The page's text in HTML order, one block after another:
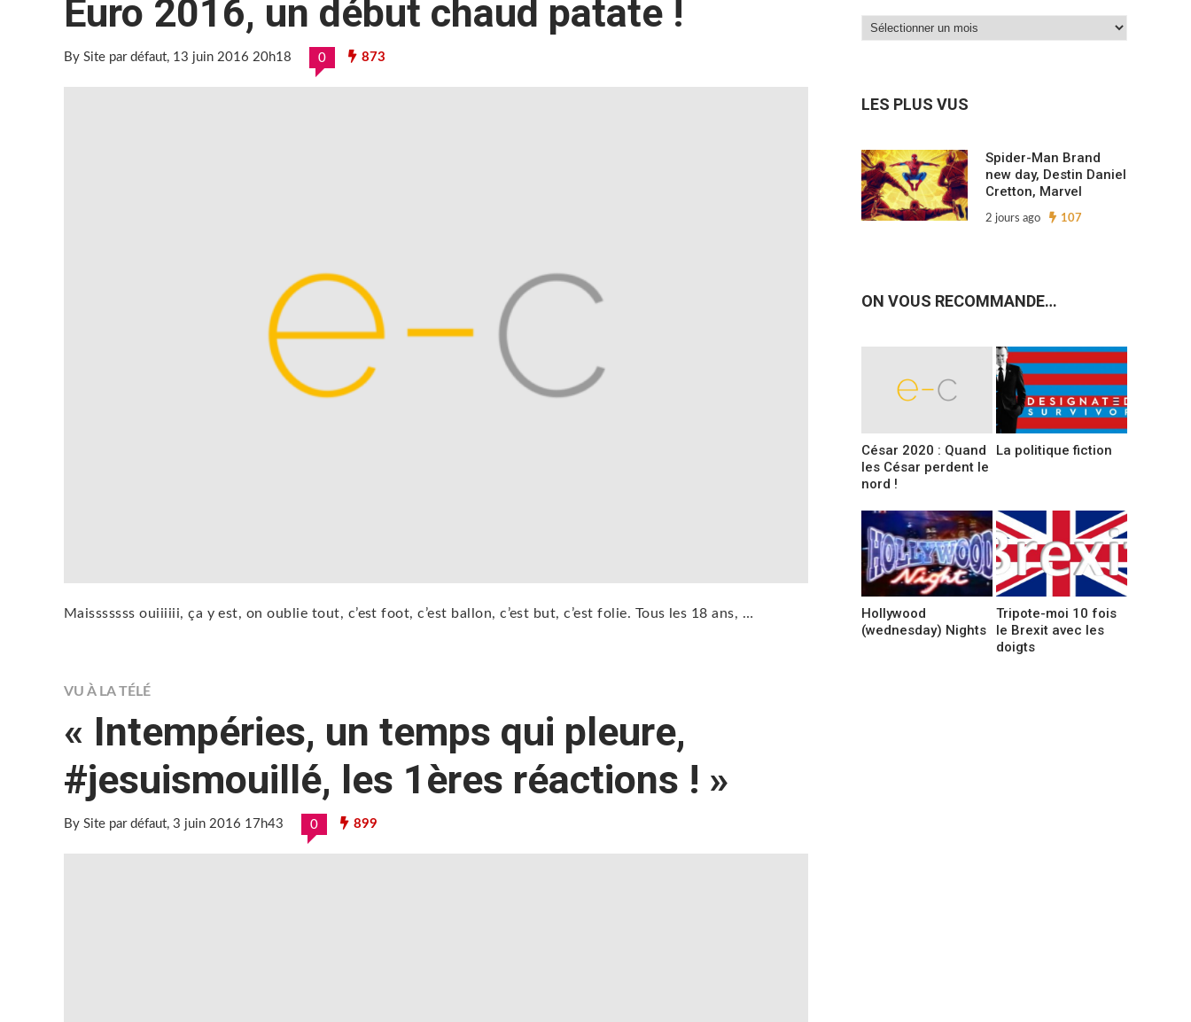
Euro 2016, un début chaud patate !
By Site par défaut, 13 juin 2016 20h18 0 873
Maisssssss ouiiiiii, ça y est, on oublie tout, c’est foot, c’est ballon, c’est but, c’est folie. Tous les 18 ans, …
VU À LA TÉLÉ
« Intempéries, un temps qui pleure,
#jesuismouillé, les 1ères réactions ! »
By Site par défaut, 3 juin 2016 17h43 0 899
Dans
LES PLUS VUS
Spider-Man Brand
new day, Destin Daniel
Cretton, Marvel
2 jours ago 107
ON VOUS RECOMMANDE…
César 2020 : Quand
les César perdent le
nord !
La politique fiction
Hollywood
(wednesday) Nights
Tripote-moi 10 fois
le Brexit avec les
doigts